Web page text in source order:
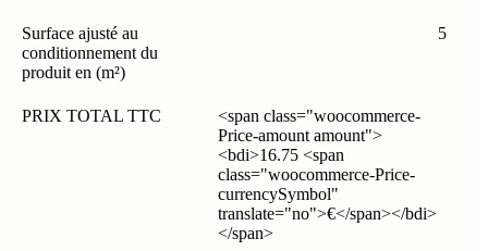
Surface ajusté au
conditionnement du
produit en (m²)
5
PRIX TOTAL TTC
<span class="woocommerce-
Price-amount amount">
<bdi>16.75 <span
class="woocommerce-Price-
currencySymbol"
translate="no">€</span></bdi>
</span>